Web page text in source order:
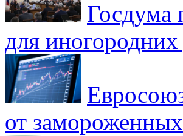
Госдума
для иногородних
от